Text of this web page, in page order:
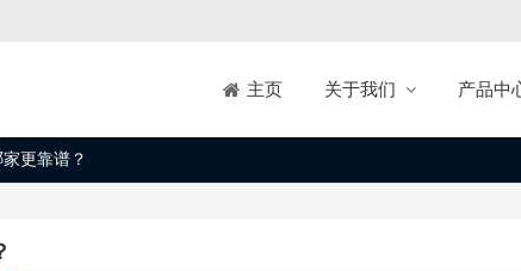
主页 关于我们 产品中
更靠谱？